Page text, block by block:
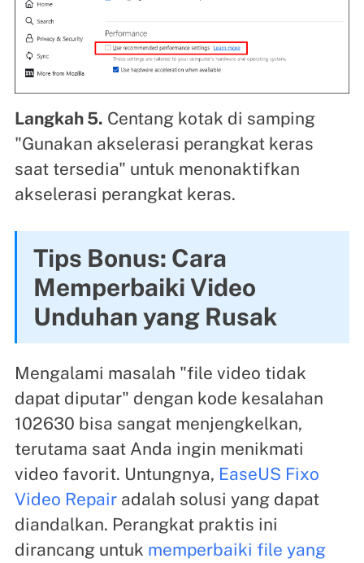
Langkah 5. Centang kotak di samping
"Gunakan akselerasi perangkat keras
saat tersedia" untuk menonaktifkan
akselerasi perangkat keras.
Tips Bonus: Cara
Memperbaiki Video
Unduhan yang Rusak
Mengalami masalah "file video tidak
dapat diputar" dengan kode kesalahan
102630 bisa sangat menjengkelkan,
terutama saat Anda ingin menikmati
video favorit. Untungnya, EaseUS Fixo
Video Repairadalah solusi yang dapat
diandalkan. Perangkat praktis ini
dirancang untuk memperbaiki file yang